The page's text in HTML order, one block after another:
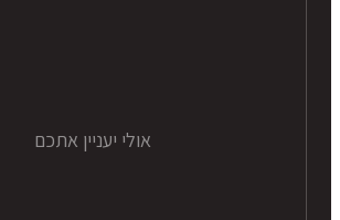
אולי יעניין אתכם